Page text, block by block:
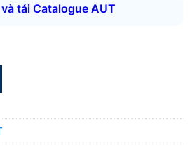
tải Catalogue AUT